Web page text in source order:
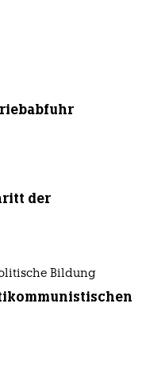
der
Bildung